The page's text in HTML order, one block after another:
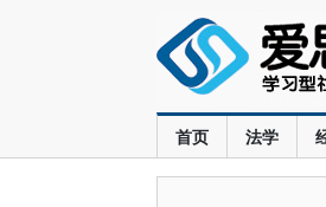
首页 法学